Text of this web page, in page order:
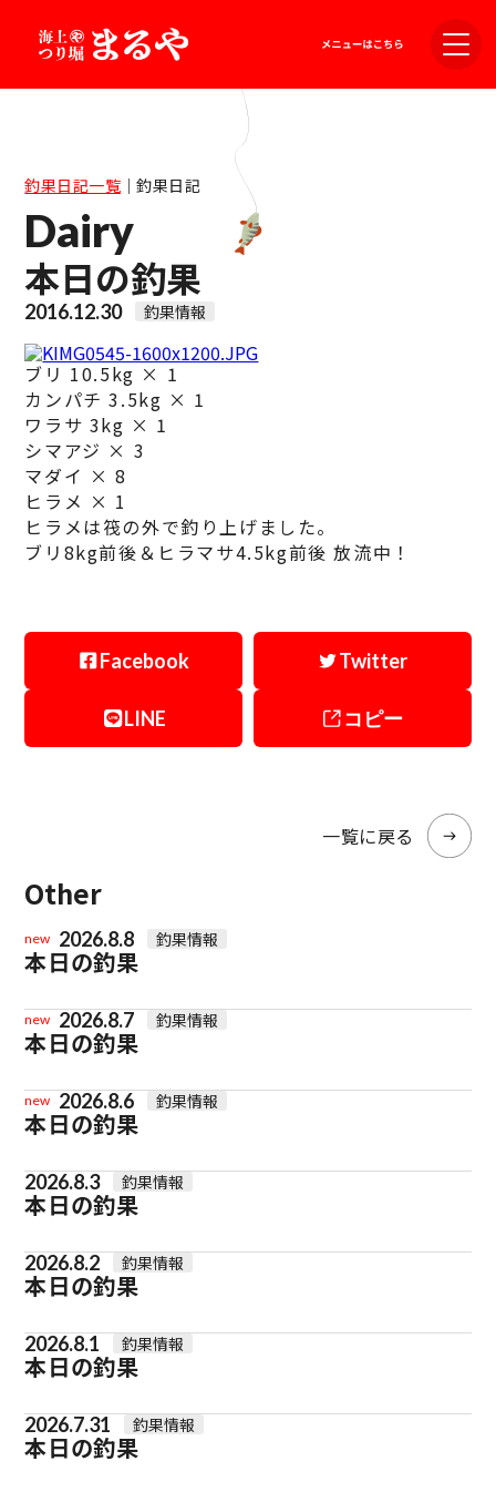
釣果日記一覧｜釣果日記
Dairy
本日の釣果
2016.12.30 釣果情報
ブリ 10.5kg × 1
カンパチ 3.5kg × 1
ワラサ 3kg × 1
シマアジ × 3
マダイ × 8
ヒラメ × 1
ヒラメは筏の外で釣り上げました。
ブリ8kg前後＆ヒラマサ4.5kg前後 放流中！
Facebook Twitter
LINE コピー
一覧に戻る
Other
new 2026.8.8 釣果情報
本日の釣果
new 2026.8.7 釣果情報
本日の釣果
new 2026.8.6 釣果情報
本日の釣果
2026.8.3 釣果情報
本日の釣果
2026.8.2 釣果情報
本日の釣果
2026.8.1 釣果情報
本日の釣果
2026.7.31 釣果情報
本日の釣果